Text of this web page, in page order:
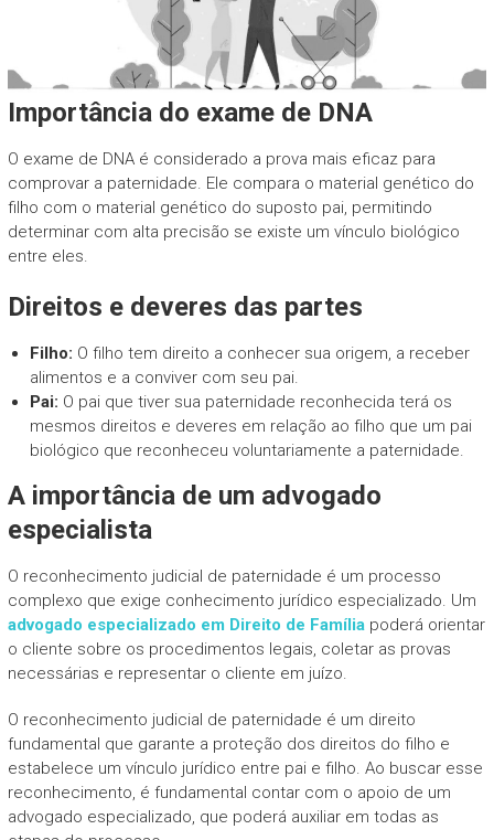
Importância do exame de DNA
O exame de DNA é considerado a prova mais eficaz para
comprovar a paternidade. Ele compara o material genético do
filho com o material genético do suposto pai, permitindo
determinar com alta precisão se existe um vínculo biológico
entre eles.
Direitos e deveres das partes
Filho: O filho tem direito a conhecer sua origem, a receber
alimentos e a conviver com seu pai.
Pai: O pai que tiver sua paternidade reconhecida terá os
mesmos direitos e deveres em relação ao filho que um pai
biológico que reconheceu voluntariamente a paternidade.
A importância de um advogado
especialista
O reconhecimento judicial de paternidade é um processo
complexo que exige conhecimento jurídico especializado. Um
advogado especializado em Direito de Famíliapoderá orientar
o cliente sobre os procedimentos legais, coletar as provas
necessárias e representar o cliente em juízo.
O reconhecimento judicial de paternidade é um direito
fundamental que garante a proteção dos direitos do filho e
estabelece um vínculo jurídico entre pai e filho. Ao buscar esse
reconhecimento, é fundamental contar com o apoio de um
advogado especializado, que poderá auxiliar em todas as